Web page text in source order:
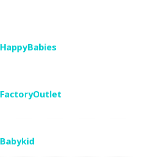
HappyBabies
FactoryOutlet
Babykid